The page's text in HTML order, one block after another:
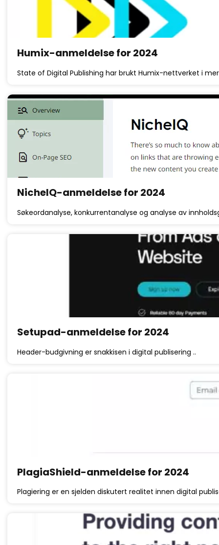
Humix-anmeldelse for 2024
State of Digital Publishing har brukt Humix-nettverket i
NicheIQ-anmeldelse for 2024
Søkeordanalyse, konkurrentanalyse og analyse av
Setupad-anmeldelse for 2024
Header-budgivning er snakkisen i digital publisering ..
PlagiaShield-anmeldelse for 2024
Plagiering er en sjelden diskutert realitet innen digital